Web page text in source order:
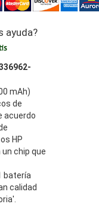
ayuda?
mAh)
de
acuerdo
HP
chip que
batería
calidad